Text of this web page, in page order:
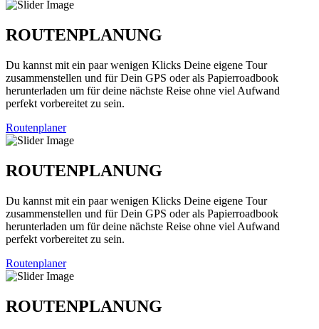
ROUTENPLANUNG
Du kannst mit ein paar wenigen Klicks Deine eigene Tour
zusammenstellen und für Dein GPS oder als Papierroadbook
herunterladen um für deine nächste Reise ohne viel Aufwand
perfekt vorbereitet zu sein.
Routenplaner
ROUTENPLANUNG
Du kannst mit ein paar wenigen Klicks Deine eigene Tour
zusammenstellen und für Dein GPS oder als Papierroadbook
herunterladen um für deine nächste Reise ohne viel Aufwand
perfekt vorbereitet zu sein.
Routenplaner
ROUTENPLANUNG